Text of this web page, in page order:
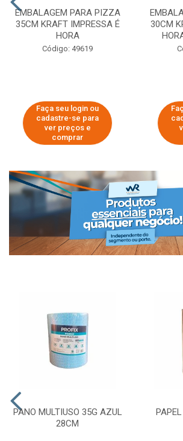
EMBALAGEM PARA PIZZA
35CM KRAFT IMPRESSA É
HORA
Código: 49619
Faça seu login ou
cadastre-se para
ver preços e
comprar
30CM
PANO MULTIUSO 35G AZUL
28CM